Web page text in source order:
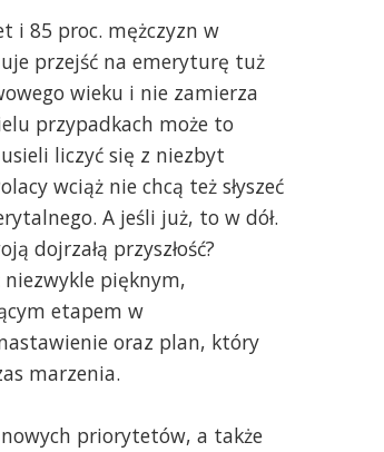
i 85 proc. mężczyzn w
przejść na emeryturę tuż
wieku i nie zamierza
przypadkach może to
liczyć się z niezbyt
wciąż nie chcą też słyszeć
A jeśli już, to w dół.
dojrzałą przyszłość?
pięknym,
etapem w
oraz plan, który
marzenia.
priorytetów, a także